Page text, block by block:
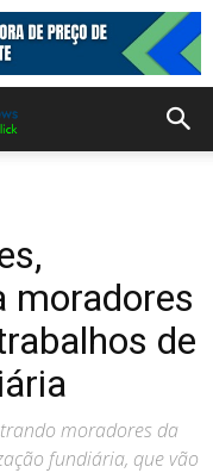
moradores
de
moradores da
fundiária, que vão